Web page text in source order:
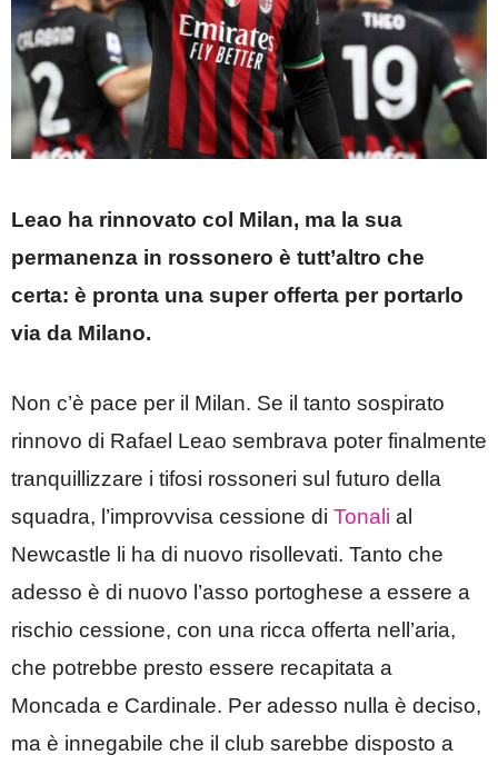
Leao ha rinnovato col Milan, ma la sua
permanenza in rossonero è tutt’altro che
certa: è pronta una super offerta per portarlo
via da Milano.
Non c’è pace per il Milan. Se il tanto sospirato
rinnovo di Rafael Leao sembrava poter finalmente
tranquillizzare i tifosi rossoneri sul futuro della
squadra, l’improvvisa cessione di Tonali al
Newcastle li ha di nuovo risollevati. Tanto che
adesso è di nuovo l’asso portoghese a essere a
rischio cessione, con una ricca offerta nell’aria,
che potrebbe presto essere recapitata a
Moncada e Cardinale. Per adesso nulla è deciso,
ma è innegabile che il club sarebbe disposto a